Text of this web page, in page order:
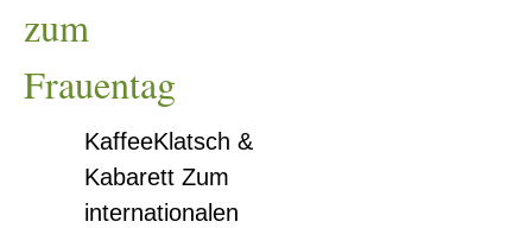
zum
Frauentag
KaffeeKlatsch &
Kabarett Zum
internationalen